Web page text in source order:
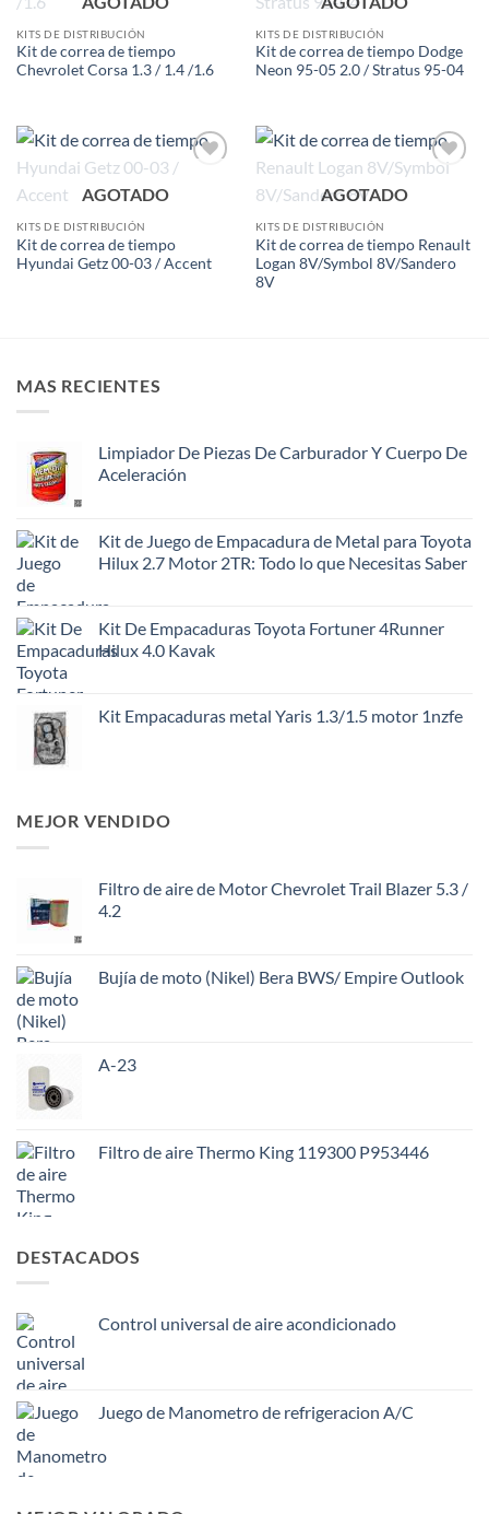
KITS DE DISTRIBUCIÓN
Kit de correa de tiempo
Chevrolet Corsa 1.3 / 1.4 /1.6
KITS DE DISTRIBUCIÓN
Kit de correa de tiempo Dodge
Neon 95-05 2.0 / Stratus 95-04
AGOTADO
KITS DE DISTRIBUCIÓN
Kit de correa de tiempo
Hyundai Getz 00-03 / Accent
AGOTADO
KITS DE DISTRIBUCIÓN
Kit de correa de tiempo Renault
Logan 8V/Symbol 8V/Sandero
8V
MAS RECIENTES
Limpiador De Piezas De Carburador Y Cuerpo De
Aceleración
Kit de Juego de Empacadura de Metal para Toyota
Hilux 2.7 Motor 2TR: Todo lo que Necesitas Saber
Kit De Empacaduras Toyota Fortuner 4Runner
Hilux 4.0 Kavak
Kit Empacaduras metal Yaris 1.3/1.5 motor 1nzfe
MEJOR VENDIDO
Filtro de aire de Motor Chevrolet Trail Blazer 5.3 /
4.2
Bujía de moto (Nikel) Bera BWS/ Empire Outlook
A-23
Filtro de aire Thermo King 119300 P953446
DESTACADOS
Control universal de aire acondicionado
Juego de Manometro de refrigeracion A/C